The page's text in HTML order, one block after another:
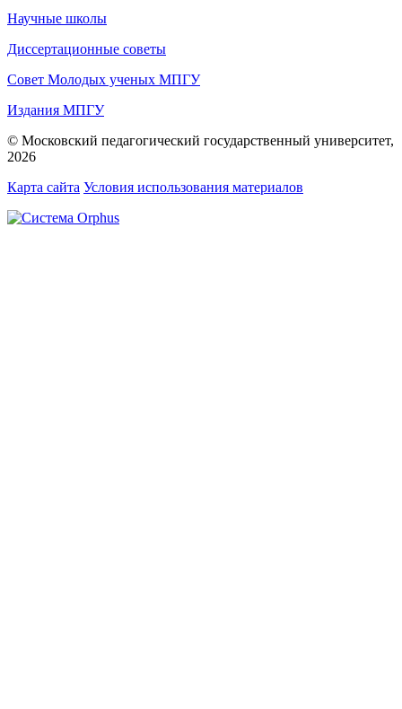
Научные школы
Диссертационные советы
Совет Молодых ученых МПГУ
Издания МПГУ
© Московский педагогический государственный университет,
2026
Карта сайта Условия использования материалов